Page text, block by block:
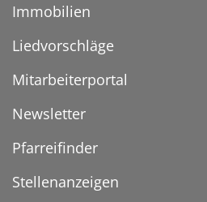
Immobilien
Liedvorschläge
Mitarbeiterportal
Newsletter
Pfarreifinder
Stellenanzeigen